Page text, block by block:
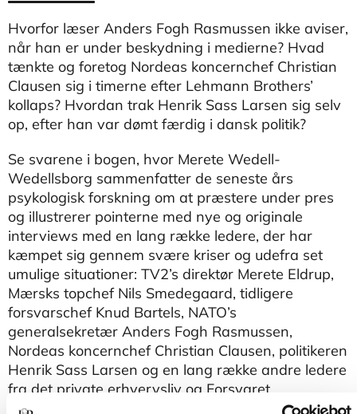
Hvorfor læser Anders Fogh Rasmussen ikke aviser,
når han er under beskydning i medierne? Hvad
tænkte og foretog Nordeas koncernchef Christian
Clausen sig i timerne efter Lehmann Brothers’
kollaps? Hvordan trak Henrik Sass Larsen sig selv
op, efter han var dømt færdig i dansk politik?
Se svarene i bogen, hvor Merete Wedell-
Wedellsborg sammenfatter de seneste års
psykologisk forskning om at præstere under pres
og illustrerer pointerne med nye og originale
interviews med en lang række ledere, der har
kæmpet sig gennem svære kriser og udefra set
umulige situationer: TV2’s direktør Merete Eldrup,
Mærsks topchef Nils Smedegaard, tidligere
forsvarschef Knud Bartels, NATO’s
generalsekretær Anders Fogh Rasmussen,
Nordeas koncernchef Christian Clausen, politikeren
Henrik Sass Larsen og en lang række andre ledere
fra det private erhvervsliv og Forsvaret.